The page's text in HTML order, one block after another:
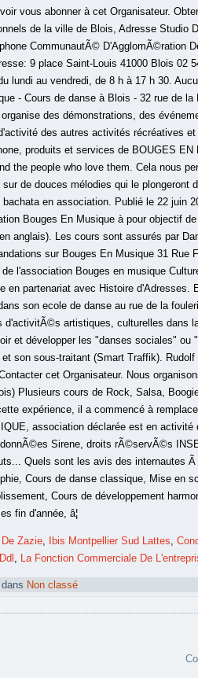
Zazie, Ibis Montpellier Sud Lattes,
, La Fonction Commerciale De
Non classé